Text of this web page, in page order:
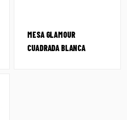
MESA GLAMOUR
CUADRADA BLANCA